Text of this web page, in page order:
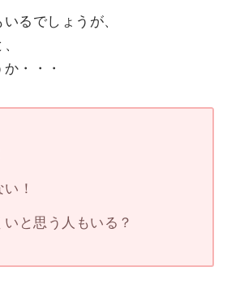
るでしょうが、
・・・
！
と思う人もいる？